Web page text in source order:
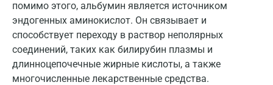
помимо этого, альбумин является источником
эндогенных аминокислот. Он связывает и
способствует переходу в раствор неполярных
соединений, таких как билирубин плазмы и
длинноцепочечные жирные кислоты, а также
многочисленные лекарственные средства.
Кемерово
Ковров
Коломна